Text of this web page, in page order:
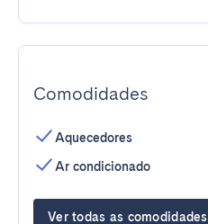
Comodidades
Aquecedores
Ar condicionado
Ver todas as comodidades